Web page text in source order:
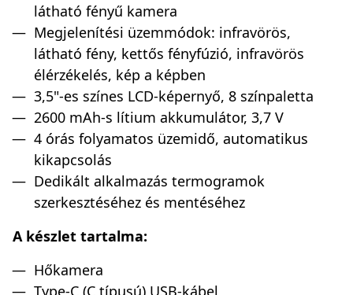
látható fényű kamera
Megjelenítési üzemmódok: infravörös,
látható fény, kettős fényfúzió, infravörös
élérzékelés, kép a képben
3,5"-es színes LCD-képernyő, 8 színpaletta
2600 mAh-s lítium akkumulátor, 3,7 V
4 órás folyamatos üzemidő, automatikus
kikapcsolás
Dedikált alkalmazás termogramok
szerkesztéséhez és mentéséhez
A készlet tartalma:
Hőkamera
Type-C (C típusú) USB-kábel